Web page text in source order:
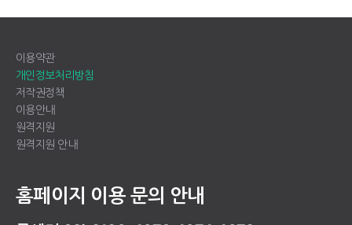
이용약관
개인정보처리방침
저작권정책
이용안내
원격지원
원격지원 안내
홈페이지 이용 문의 안내